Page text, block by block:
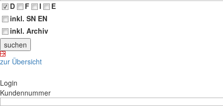
D
F I
E
inkl. SN EN
inkl. Archiv
zur Übersicht
Login
Kundennummer